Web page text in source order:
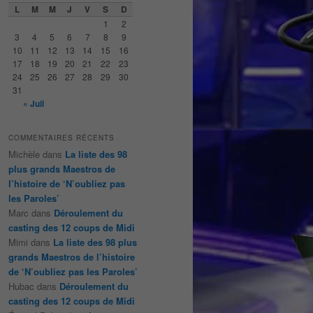
L M M J V S D
1
2
3
4 5 6 7 8
9
10
11 12 13 14 15
16
17
18 19 20 21 22
23
24
25 26 27 28 29
30
31
« Juil
COMMENTAIRES RÉCENTS
Michèle dans La liste des 98
plus grands Maestros de
l’histoire de ‘N’oubliez pas
les Paroles’
Marc dans Déroulement du
casting des 12 coups de Midi
Mimi dans La liste des 98 plus
grands Maestros de l’histoire
de ‘N’oubliez pas les Paroles’
Hubac dans Déroulement du
casting des 12 coups de Midi